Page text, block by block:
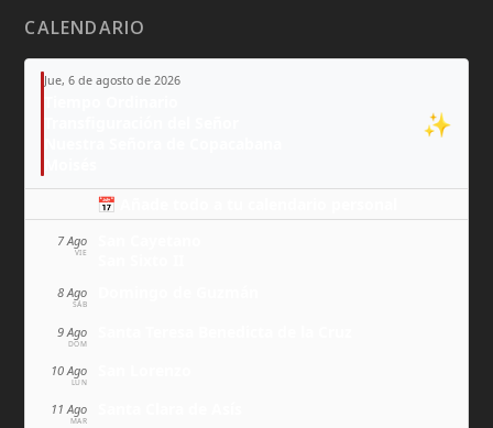
CALENDARIO
Jue, 6 de agosto de 2026
✨
📅 Añade todo a tu calendario personal
7 Ago
VIE
8 Ago
SÁB
9 Ago
DOM
10 Ago
LUN
11 Ago
MAR